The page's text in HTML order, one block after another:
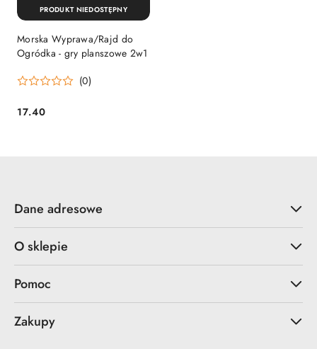
Morska Wyprawa/Rajd do
Ogródka - gry planszowe 2w1
(0)
Cena:
17.40
PRODUKT NIEDOSTĘPNY
Dane adresowe
O sklepie
Pomoc
Zakupy